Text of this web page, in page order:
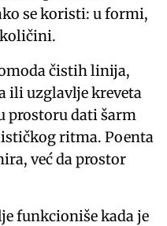
se koristi: u formi,
čistih linija,
ili uzglavlje kreveta
prostoru dati šarm
ritma. Poenta
već da prostor
funkcioniše kada je